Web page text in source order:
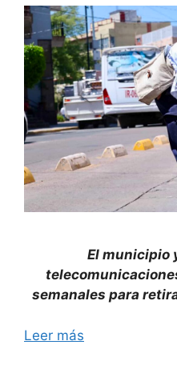
El municipio
semanales para
Leer más